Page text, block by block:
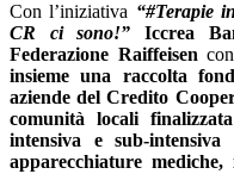
Con l’iniziativa “#Terapie
CR ci sono!”
Iccrea
Federazione Raiffeisen
insieme una raccolta
aziende del Credito
comunità locali
intensiva e sub-
apparecchiature